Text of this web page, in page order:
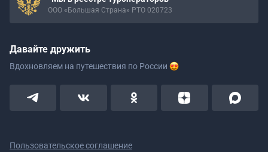
ООО «Большая Страна» РТО 020723
Давайте дружить
Вдохновляем на путешествия по России
Пользовательское соглашение